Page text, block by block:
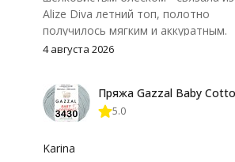
Alize Diva летний топ, полотно
получилось мягким и аккуратным.
Петли хорошо видны, вяжется
нюанс - пряжа немного скользит и
иногда расслаивается, пришлось
крючок поудобнее.
4 августа 2026
5.0
Karina